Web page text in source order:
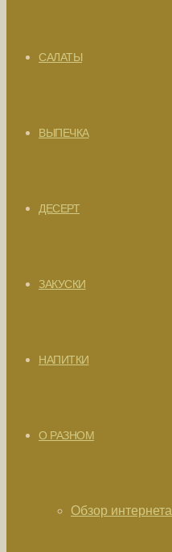
САЛАТЫ
ВЫПЕЧКА
ДЕСЕРТ
ЗАКУСКИ
НАПИТКИ
О РАЗНОМ
Обзор интернета